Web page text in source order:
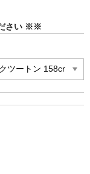
さい ※※